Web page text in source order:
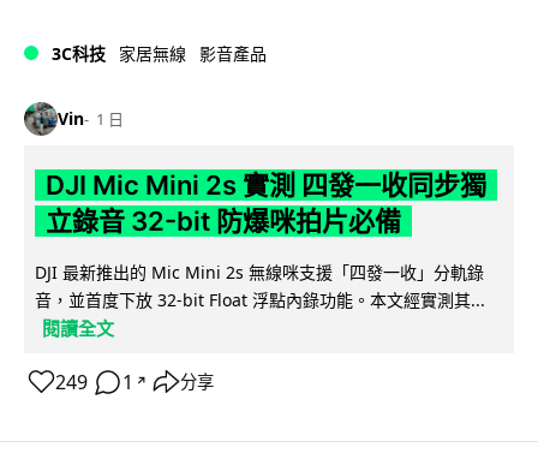
3C科技 家居無線 影音產品
Vin 1 日
DJI Mic Mini 2s 實測 四發一收同步獨
立錄音 32-bit 防爆咪拍片必備
DJI 最新推出的 Mic Mini 2s 無線咪支援「四發一收」分軌錄
音，並首度下放 32-bit Float 浮點內錄功能。本文經實測其...
閱讀全文
249 1 ↗ 分享